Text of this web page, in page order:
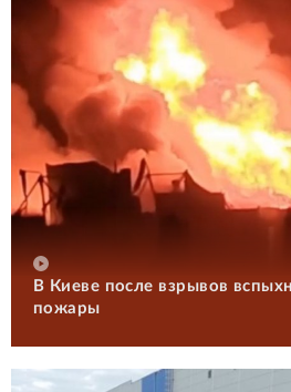
В Киеве после взрывов
пожары